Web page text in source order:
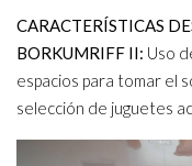
CARACTERÍSTICAS
BORKUMRIFF II: Uso
espacios para tomar el
selección de juguetes